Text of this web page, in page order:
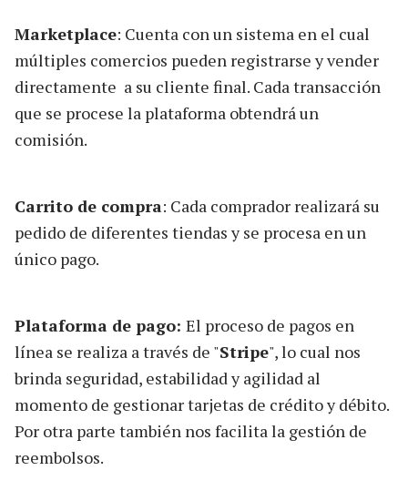
Marketplace: Cuenta con un sistema en el cual
múltiples comercios pueden registrarse y vender
directamente a su cliente final. Cada transacción
que se procese la plataforma obtendrá un
comisión.
Carrito de compra: Cada comprador realizará su
pedido de diferentes tiendas y se procesa en un
único pago.
Plataforma de pago: El proceso de pagos en
línea se realiza a través de "Stripe", lo cual nos
brinda seguridad, estabilidad y agilidad al
momento de gestionar tarjetas de crédito y débito.
Por otra parte también nos facilita la gestión de
reembolsos.